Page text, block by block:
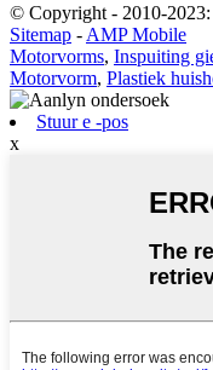
© Copyright - 2010-
Sitemap - AMP Mobile
Motorvorms, Inspuiting
Motorvorm, Plastiek
Stuur e -pos
x